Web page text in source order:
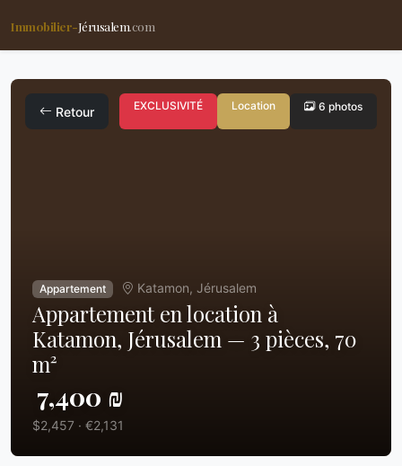
Immobilier-Jérusalem.com
Retour EXCLUSIVITÉ Location 6 photos
Appartement Katamon, Jérusalem
Appartement en location à
Katamon, Jérusalem — 3 pièces, 70
m²
7,400 ₪
$2,457 · €2,131